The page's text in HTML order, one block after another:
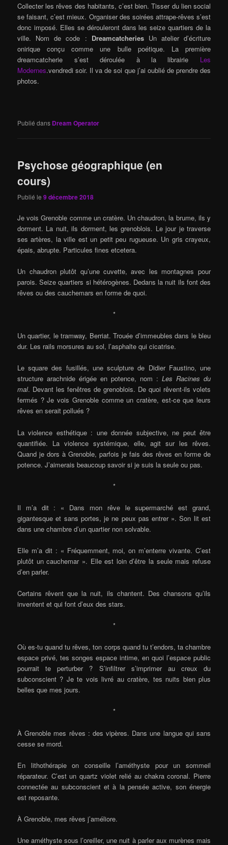
Collecter les rêves des habitants, c’est bien. Tisser du lien social
se faisant, c’est mieux. Organiser des soirées attrape-rêves s’est
donc imposé. Elles se dérouleront dans les seize quartiers de la
ville. Nom de code : DreamcatcheriesUn atelier d’écriture
onirique conçu comme une bulle poétique. La première
dreamcatcherie s’est déroulée à la librairie Les
Modernes.vendredi soir. Il va de soi que j’ai oublié de prendre des
photos.
Publié dans Dream Operator
Psychose géographique (en
cours)
Publié le9 décembre 2018
Je vois Grenoble comme un cratère. Un chaudron, la brume, ils y
dorment. La nuit, ils dorment, les grenoblois. Le jour je traverse
ses artères, la ville est un petit peu rugueuse. Un gris crayeux,
épais, abrupte. Particules fines etcetera.
Un chaudron plutôt qu’une cuvette, avec les montagnes pour
parois. Seize quartiers si hétérogènes. Dedans la nuit ils font des
rêves ou des cauchemars en forme de quoi.
*
Un quartier, le tramway, Berriat. Trouée d’immeubles dans le bleu
dur. Les rails morsures au sol, l’asphalte qui cicatrise.
Le square des fusillés, une sculpture de Didier Faustino, une
structure arachnide érigée en potence, nom : Les Racines du
mal. Devant les fenêtres de grenoblois. De quoi rêvent-ils volets
fermés ? Je vois Grenoble comme un cratère, est-ce que leurs
rêves en serait pollués ?
La violence esthétique : une donnée subjective, ne peut être
quantifiée. La violence systémique, elle, agit sur les rêves.
Quand je dors à Grenoble, parfois je fais des rêves en forme de
potence. J’aimerais beaucoup savoir si je suis la seule ou pas.
*
Il m’a dit : « Dans mon rêve le supermarché est grand,
gigantesque et sans portes, je ne peux pas entrer ». Son lit est
dans une chambre d’un quartier non solvable.
Elle m’a dit : « Fréquemment, moi, on m’enterre vivante. C’est
plutôt un cauchemar ». Elle est loin d’être la seule mais refuse
d’en parler.
Certains rêvent que la nuit, ils chantent. Des chansons qu’ils
inventent et qui font d’eux des stars.
*
Où es-tu quand tu rêves, ton corps quand tu t’endors, ta chambre
espace privé, tes songes espace intime, en quoi l’espace public
pourrait te perturber ? S’infiltrer s’imprimer au creux du
subconscient ? Je te vois livré au cratère, tes nuits bien plus
belles que mes jours.
*
À Grenoble mes rêves : des vipères. Dans une langue qui sans
cesse se mord.
En lithothérapie on conseille l’améthyste pour un sommeil
réparateur. C’est un quartz violet relié au chakra coronal. Pierre
connectée au subconscient et à la pensée active, son énergie
est reposante.
À Grenoble, mes rêves j’améliore.
Une améthyste sous l’oreiller, une nuit à parler aux murènes mais